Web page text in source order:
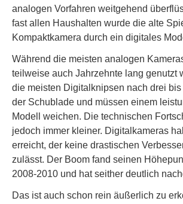
analogen Vorfahren weitgehend
fast allen Haushalten wurde die alte
Kompaktkamera durch ein digitales
Während die meisten analogen
teilweise auch Jahrzehnte lang genutzt
die meisten Digitalknipsen nach drei
der Schublade und müssen einem
Modell weichen. Die technischen
jedoch immer kleiner. Digitalkameras
erreicht, der keine drastischen
zulässt. Der Boom fand seinen
2008-2010 und hat seither deutlich
Das ist auch schon rein äußerlich zu